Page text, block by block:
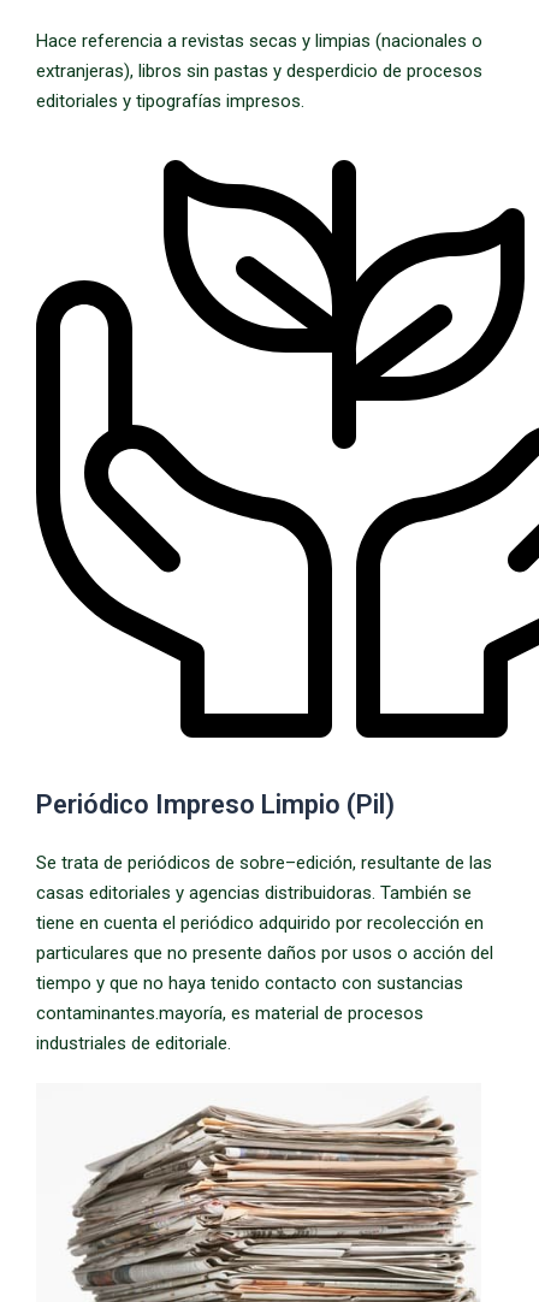
Hace referencia a revistas secas y limpias (nacionales o
extranjeras), libros sin pastas y desperdicio de procesos
editoriales y tipografías impresos.
Periódico Impreso Limpio (Pil)
Se trata de periódicos de sobre–edición, resultante de las
casas editoriales y agencias distribuidoras. También se
tiene en cuenta el periódico adquirido por recolección en
particulares que no presente daños por usos o acción del
tiempo y que no haya tenido contacto con sustancias
contaminantes.mayoría, es material de procesos
industriales de editoriale.